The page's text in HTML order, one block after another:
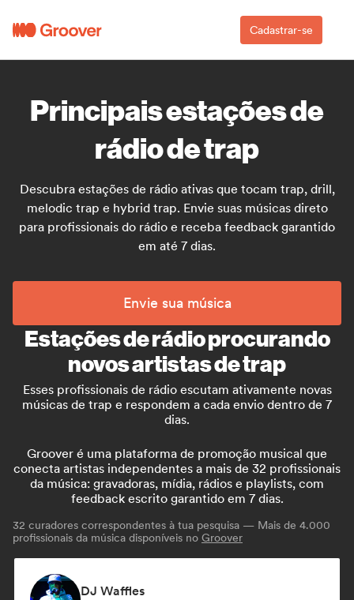
Cadastrar-se
Principais estações de
rádio de trap
Descubra estações de rádio ativas que tocam trap, drill,
melodic trap e hybrid trap. Envie suas músicas direto
para profissionais do rádio e receba feedback garantido
em até 7 dias.
Envie sua música
Estações de rádio procurando
novos artistas de trap
Esses profissionais de rádio escutam ativamente novas
músicas de trap e respondem a cada envio dentro de 7
dias.
Groover é uma plataforma de promoção musical que
conecta artistas independentes a mais de 32 profissionais
da música: gravadoras, mídia, rádios e playlists, com
feedback escrito garantido em 7 dias.
32 curadores correspondentes à tua pesquisa — Mais de 4.000
profissionais da música disponíveis no Groover
DJ Waffles